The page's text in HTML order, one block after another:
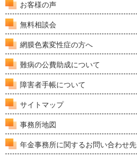
お客様の声
無料相談会
網膜色素変性症の方へ
難病の公費助成について
障害者手帳について
サイトマップ
事務所地図
年金事務所に関するお問い合わせ先